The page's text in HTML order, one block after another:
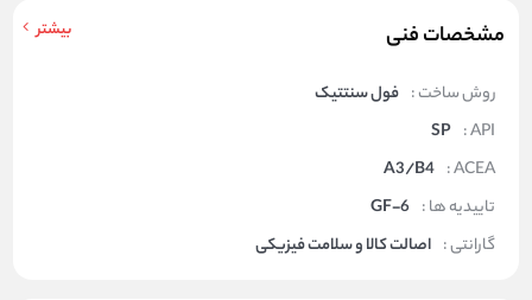
مشخصات فنی بیشتر
روش ساخت : فول سنتتیک
API :
SP
ACEA :
A3/B4
تاییدیه ها : GF-6
گارانتی : اصالت کالا و سلامت فیزیکی